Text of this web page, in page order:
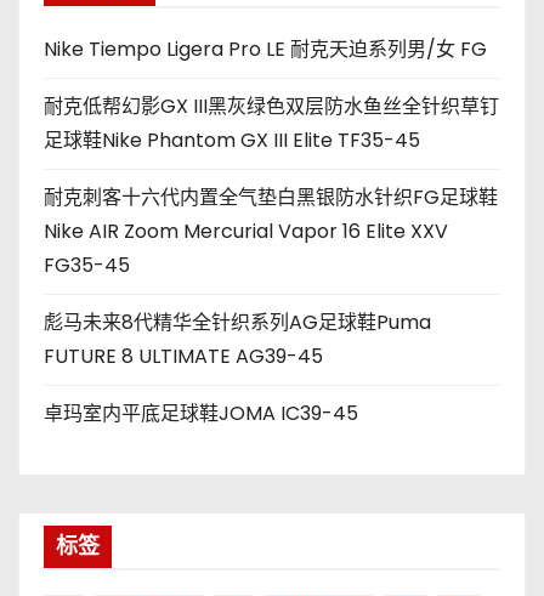
Nike Tiempo Ligera Pro LE 耐克天迫系列男/女 FG
耐克低帮幻影GX III黑灰绿色双层防水鱼丝全针织草钉
足球鞋Nike Phantom GX III Elite TF35-45
耐克刺客十六代内置全气垫白黑银防水针织FG足球鞋
Nike AIR Zoom Mercurial Vapor 16 Elite XXV
FG35-45
彪马未来8代精华全针织系列AG足球鞋Puma
FUTURE 8 ULTIMATE AG39-45
卓玛室内平底足球鞋JOMA IC39-45
标签